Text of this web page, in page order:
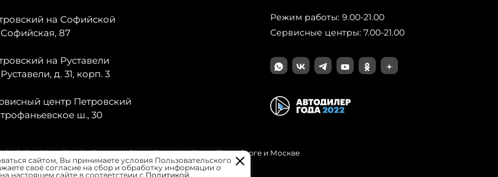
на Софийской
Софийская, 87
на Руставели
д. 31, корп. 3
центр Петровский
ш., 30
Режим работы: 9.00-21.00
Сервисные центры: 7.00-21.00
Forthing, Citroёn, Peugeot, Opel и Renault в Санкт-Петербурге и Москве
сайтом, Вы принимаете условия Пользовательского
своё согласие на сбор и обработку информации о
настоящем сайте в соответствии с Политикой